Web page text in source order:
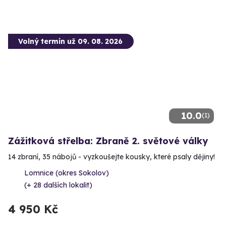
10.0(1)
Volný termín už 09. 08. 2026
Zážitková střelba: Zbraně 2. světové války
14 zbraní, 35 nábojů - vyzkoušejte kousky, které psaly dějiny!
Lomnice (okres Sokolov)
(+ 28 dalších lokalit)
4 950 Kč